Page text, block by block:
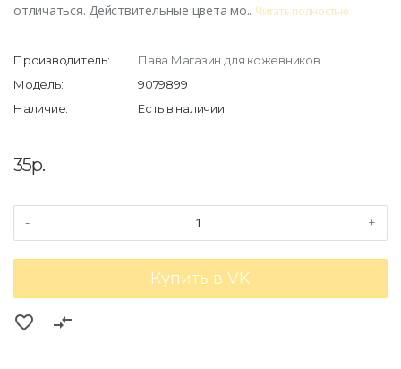
отличаться. Действительные цвета мо.. Читать полностью
Производитель:
Пава Магазин для кожевников
Модель:
9079899
Наличие:
Есть в наличии
35р.
- +
Купить в VK
favorite_border compare_arrows